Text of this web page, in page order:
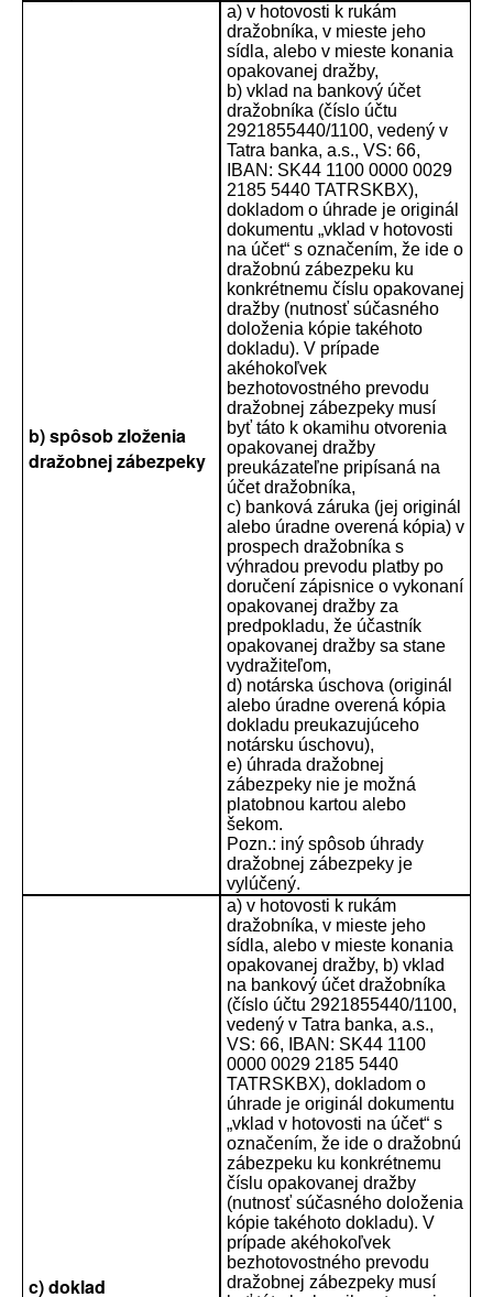
b) spôsob zloženia
dražobnej zábezpeky
a) v hotovosti k rukám
dražobníka, v mieste jeho
sídla, alebo v mieste konania
opakovanej dražby,
b) vklad na bankový účet
dražobníka (číslo účtu
2921855440/1100, vedený v
Tatra banka, a.s., VS: 66,
IBAN: SK44 1100 0000 0029
2185 5440 TATRSKBX),
dokladom o úhrade je originál
dokumentu „vklad v hotovosti
na účet“ s označením, že ide o
dražobnú zábezpeku ku
konkrétnemu číslu opakovanej
dražby (nutnosť súčasného
doloženia kópie takéhoto
dokladu). V prípade
akéhokoľvek
bezhotovostného prevodu
dražobnej zábezpeky musí
byť táto k okamihu otvorenia
opakovanej dražby
preukázateľne pripísaná na
účet dražobníka,
c) banková záruka (jej originál
alebo úradne overená kópia) v
prospech dražobníka s
výhradou prevodu platby po
doručení zápisnice o vykonaní
opakovanej dražby za
predpokladu, že účastník
opakovanej dražby sa stane
vydražiteľom,
d) notárska úschova (originál
alebo úradne overená kópia
dokladu preukazujúceho
notársku úschovu),
e) úhrada dražobnej
zábezpeky nie je možná
platobnou kartou alebo
šekom.
Pozn.: iný spôsob úhrady
dražobnej zábezpeky je
vylúčený.
c) doklad
a) v hotovosti k rukám
dražobníka, v mieste jeho
sídla, alebo v mieste konania
opakovanej dražby, b) vklad
na bankový účet dražobníka
(číslo účtu 2921855440/1100,
vedený v Tatra banka, a.s.,
VS: 66, IBAN: SK44 1100
0000 0029 2185 5440
TATRSKBX), dokladom o
úhrade je originál dokumentu
„vklad v hotovosti na účet“ s
označením, že ide o dražobnú
zábezpeku ku konkrétnemu
číslu opakovanej dražby
(nutnosť súčasného doloženia
kópie takéhoto dokladu). V
prípade akéhokoľvek
bezhotovostného prevodu
dražobnej zábezpeky musí